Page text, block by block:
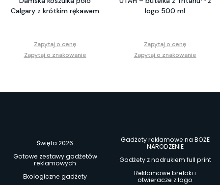
Calgary z krótkim rękawem
Zapytaj o cenę
Zapytaj o znakowanie
logo 500 ml
Zapytaj o cenę
Zapytaj o znakowanie
Święta 2026
Gadżety reklamowe na BOŻE
NARODZENIE
Gotowe zestawy gadżetów
reklamowych
Gadżety z nadrukiem full print
Ekologiczne gadżety
Reklamowe breloki i
otwieracze z logo